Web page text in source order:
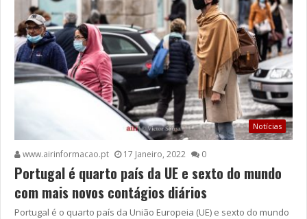
Notícias
www.airinformacao.pt 17 Janeiro, 2022 0
Portugal é quarto país da UE e sexto do mundo
com mais novos contágios diários
Portugal é o quarto país da União Europeia (UE) e sexto do mundo